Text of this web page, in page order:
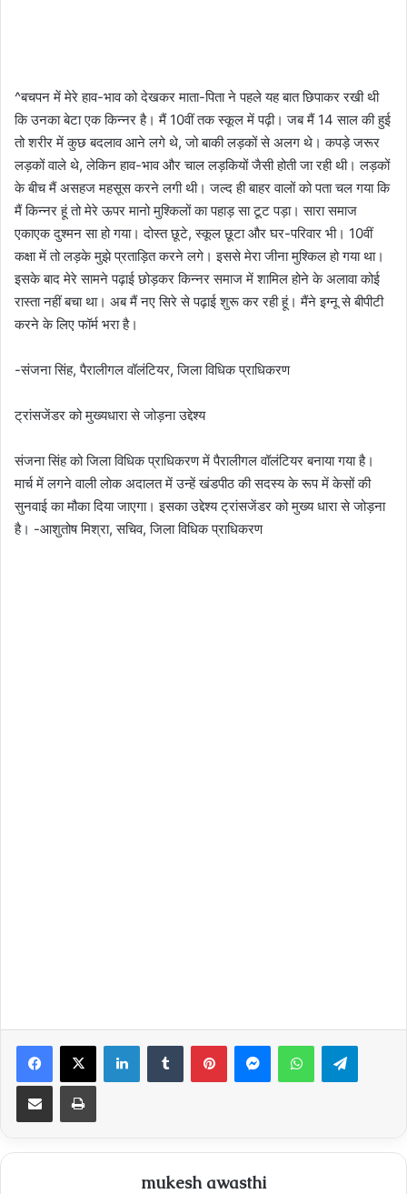
^बचपन में मेरे हाव-भाव को देखकर माता-पिता ने पहले यह बात छिपाकर रखी थी
कि उनका बेटा एक किन्नर है। मैं 10वीं तक स्कूल में पढ़ी। जब मैं 14 साल की हुई
तो शरीर में कुछ बदलाव आने लगे थे, जो बाकी लड़कों से अलग थे। कपड़े जरूर
लड़कों वाले थे, लेकिन हाव-भाव और चाल लड़कियों जैसी होती जा रही थी। लड़कों
के बीच मैं असहज महसूस करने लगी थी। जल्द ही बाहर वालों को पता चल गया कि
मैं किन्नर हूं तो मेरे ऊपर मानो मुश्किलों का पहाड़ सा टूट पड़ा। सारा समाज
एकाएक दुश्मन सा हो गया। दोस्त छूटे, स्कूल छूटा और घर-परिवार भी। 10वीं
कक्षा में तो लड़के मुझे प्रताड़ित करने लगे। इससे मेरा जीना मुश्किल हो गया था।
इसके बाद मेरे सामने पढ़ाई छोड़कर किन्नर समाज में शामिल होने के अलावा कोई
रास्ता नहीं बचा था। अब मैं नए सिरे से पढ़ाई शुरू कर रही हूं। मैंने इग्नू से बीपीटी
करने के लिए फॉर्म भरा है।
-संजना सिंह, पैरालीगल वॉलंटियर, जिला विधिक प्राधिकरण
ट्रांसजेंडर को मुख्यधारा से जोड़ना उद्देश्य
संजना सिंह को जिला विधिक प्राधिकरण में पैरालीगल वॉलंटियर बनाया गया है।
मार्च में लगने वाली लाेक अदालत में उन्हें खंडपीठ की सदस्य के रूप में केसों की
सुनवाई का मौका दिया जाएगा। इसका उद्देश्य ट्रांसजेंडर को मुख्य धारा से जोड़ना
है। -आशुतोष मिश्रा, सचिव, जिला विधिक प्राधिकरण
Facebook
X LinkedInTumblr PinterestMessengerWhatsApp
Share via Email Print
mukesh awasthi